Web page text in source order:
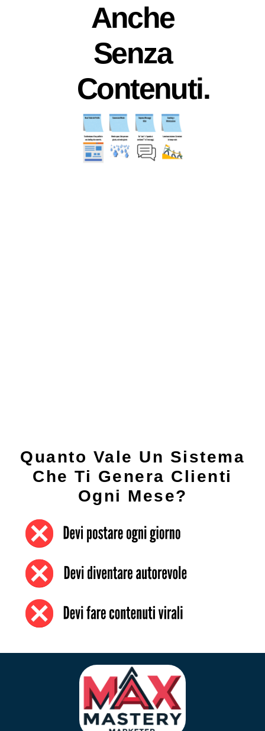
Anche
Senza
Contenuti.
Quanto Vale Un Sistema
Che Ti Genera Clienti
Ogni Mese?